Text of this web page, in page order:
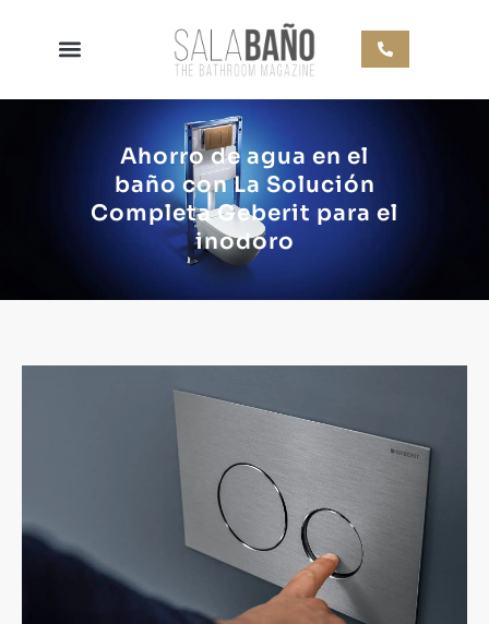
Ahorro de agua en el
baño con La Solución
Completa Geberit para el
inodoro